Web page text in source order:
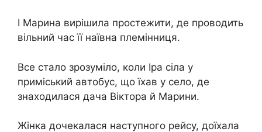
І Марина вирішила простежити, де проводить
вільний час її наївна племінниця.
Все стало зрозуміло, коли Іра сіла у
приміський автобус, що їхав у село, де
знаходилася дача Віктора й Марини.
Жінка дочекалася наступного рейсу, доїхала